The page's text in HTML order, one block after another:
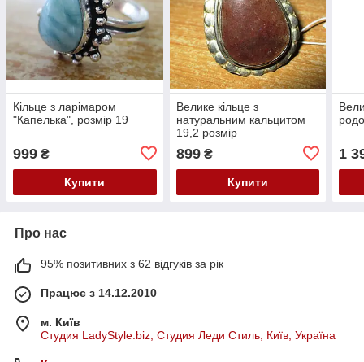
Кільце з ларімаром
"Капелька", розмір 19
999 ₴
Купити
Велике кільце з
натуральним кальцитом
19,2 розмір
899₴
Купити
1
Про нас
95% позитивних з 62 відгуків за рік
Працює з 14.12.2010
м. Київ
Студия LadyStyle.biz, Студия Леди Стиль, Київ, Україна